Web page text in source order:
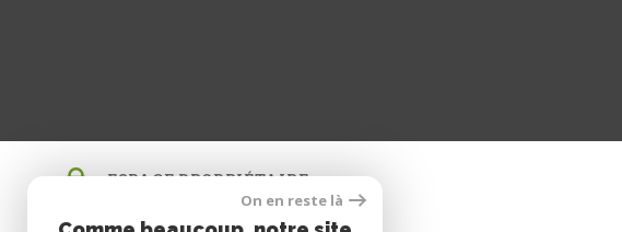
SE CONNECTER
ESPACE PROPRIÉTAIRE
On en reste là